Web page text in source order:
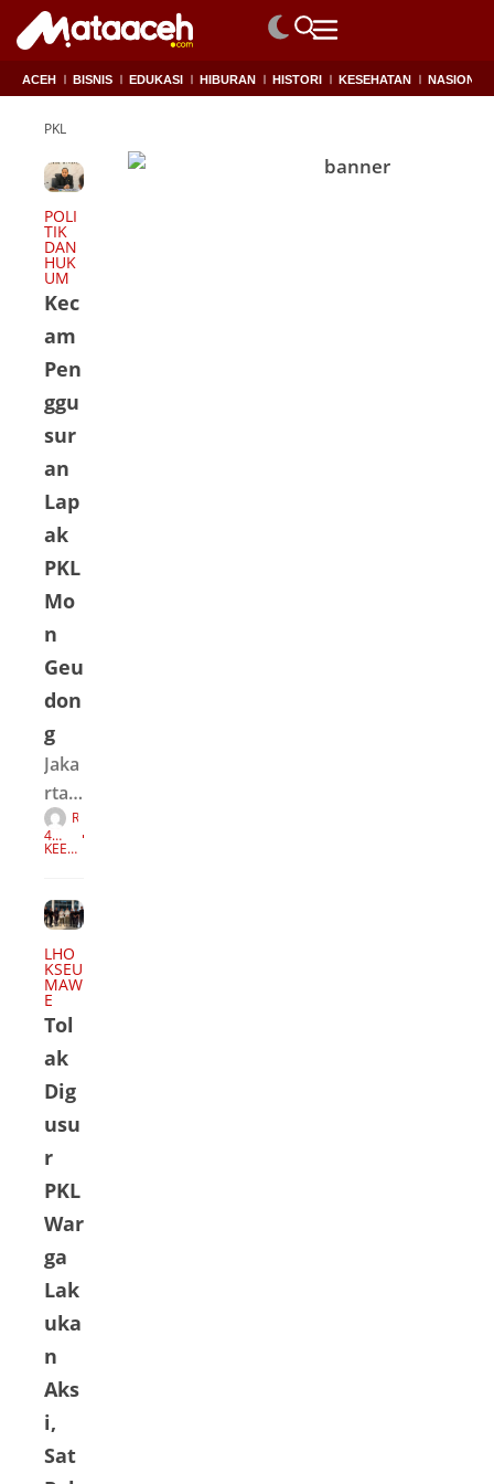
ACEH BISNIS EDUKASI HIBURAN HISTORI KESEHATAN NASIONAL
PKL
POLI
TIK
DAN
HUK
UM
Kec
am
Pen
ggu
sur
an
Lap
ak
PKL
Mo
n
Geu
don
g
Jaka
rta -
Pen
ggus
PKL
(Ped
aga
ng
Kaki
Lim
a) di
Jala
n
Pase
,
Des
a
Mon
Geu
don
g,
Lho
kseu
ma
R
A
I
4
TAH
KEEP
LHO
KSEU
MAW
E
Tol
ak
Dig
usu
r
PKL
War
ga
Lak
uka
n
Aks
i,
Sat